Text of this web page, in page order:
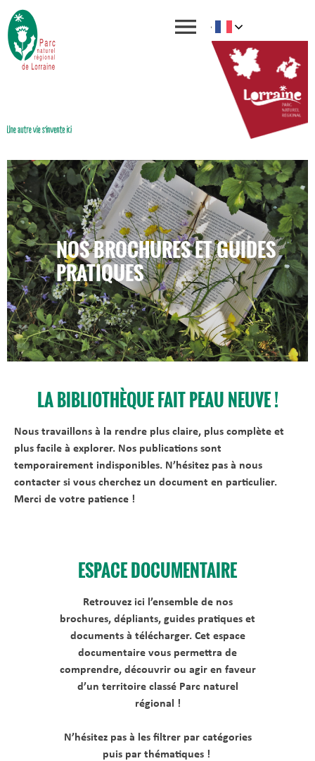
NOS BROCHURES ET GUIDES
PRATIQUES
LA BIBLIOTHÈQUE FAIT PEAU NEUVE !
Nous travaillons à la rendre plus claire, plus complète et
plus facile à explorer. Nos publications sont
temporairement indisponibles. N’hésitez pas à nous
contacter si vous cherchez un document en particulier.
Merci de votre patience !
ESPACE DOCUMENTAIRE
Retrouvez ici l’ensemble de nos
brochures, dépliants, guides pratiques et
documents à télécharger. Cet espace
documentaire vous permettra de
comprendre, découvrir ou agir en faveur
d’un territoire classé Parc naturel
régional !
N’hésitez pas à les filtrer par catégories
puis par thématiques !